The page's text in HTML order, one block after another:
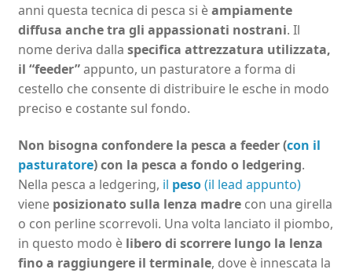
anni questa tecnica di pesca si èampiamente
diffusa anche tra gli appassionati nostrani. Il
nome deriva dalla specifica attrezzatura utilizzata,
il “feeder”appunto, un pasturatore a forma di
cestello che consente di distribuire le esche in modo
preciso e costante sul fondo.
Non bisogna confondere la pesca a feeder (con il
pasturatore) con la pesca a fondo o ledgering.
Nella pesca a ledgering, il peso(il lead appunto)
viene posizionato sulla lenza madrecon una girella
o con perline scorrevoli. Una volta lanciato il piombo,
in questo modo è libero di scorrere lungo la lenza
fino a raggiungere il terminale, dove è innescata la